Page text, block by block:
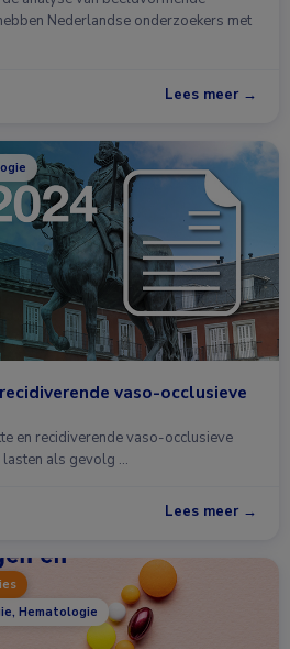
Nederlandse onderzoekers met
Lees meer →
vaso-occlusieve
en recidiverende vaso-occlusieve
lasten als gevolg …
Lees meer →
Hematologie